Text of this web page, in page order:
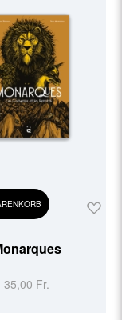
35,00 Fr.